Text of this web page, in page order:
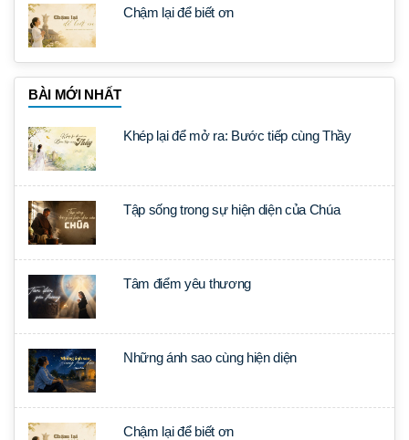
Chậm lại để biết ơn
BÀI MỚI NHẤT
Khép lại để mở ra: Bước tiếp cùng Thầy
Tập sống trong sự hiện diện của Chúa
Tâm điểm yêu thương
Những ánh sao cùng hiện diện
Chậm lại để biết ơn